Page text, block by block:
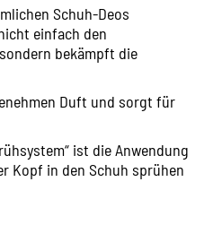
Schuh-Deos
einfach den
bekämpft die
Duft und sorgt für
ist die Anwendung
Kopf in den Schuh sprühen